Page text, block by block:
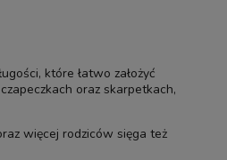
które łatwo założyć
oraz skarpetkach,
więcej rodziców sięga też